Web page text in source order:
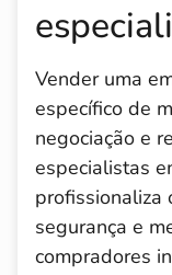
Vender uma
específico de
negociação e
especialistas
profissionaliza
segurança e
compradores